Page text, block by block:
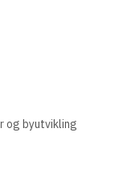
og byutvikling